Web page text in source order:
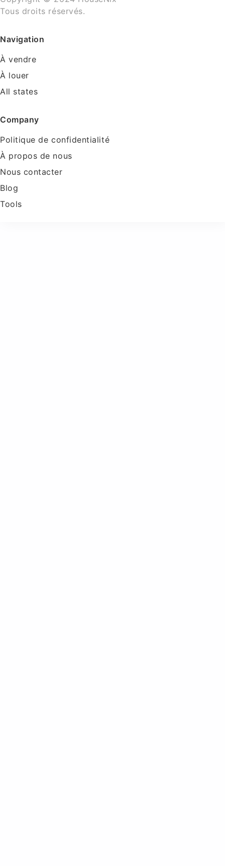
Tous droits réservés.
Navigation
À vendre
À louer
All states
Company
Politique de confidentialité
À propos de nous
Nous contacter
Blog
Tools